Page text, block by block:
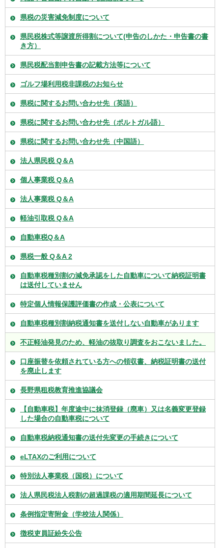
県税の災害減免制度について
県民税株式等譲渡所得割について(申告のしかた・申告書の書
き方）
県民税配当割申告書の記載方法等について
ゴルフ場利用税非課税のお知らせ
県税に関するお問い合わせ先（英語）
県税に関するお問い合わせ先（ポルトガル語）
県税に関するお問い合わせ先（中国語）
法人県民税 Q＆A
個人事業税 Q＆A
法人事業税 Q＆A
軽油引取税 Q＆A
自動車税Q＆A
県税一般 Q＆A 2
自動車税種別割の減免承認をした自動車について納税証明書
は送付していません
特定個人情報保護評価書の作成・公表について
自動車税種別割納税通知書を送付しない自動車があります
不正軽油発見のため、軽油の抜取り調査をおこないました。
口座振替を依頼されている方への領収書、納税証明書の送付
を廃止します
長野県租税教育推進協議会
【自動車税】年度途中に抹消登録（廃車）又は名義変更登録
した場合の自動車税について
自動車税納税通知書の送付先変更の手続きについて
eLTAXのご利用について
特別法人事業税（国税）について
法人県民税法人税割の超過課税の適用期間延長について
条例指定寄附金（学校法人関係）
徴税吏員証紛失公告